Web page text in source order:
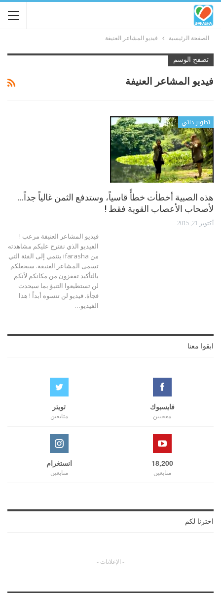
الصفحة الرئيسية فيديو المشاعر العنيفة
تصفح الوسم
فيديو المشاعر العنيفة
تطوير ذاتي
هذه الصبية أخطأت خطأً قاسياً، وستدفع الثمن غالياً جداً…
لأصحاب الأعصاب القوية فقط !
أكتوبر 21, 2015
فيديو المشاعر العنيفة مرعب !
الفيديو الذي نقترح عليكم مشاهدته
من ifarasha ينتمي إلى الفئة التي
تسمى المشاعر العنيفة. سيجعلكم
بالتأكيد تقفزون من مكانكم لأنكم
لن تستطيعوا التنبؤ بما سيحدث
فجأة. فيديو لن تنسوه أبداً ! هذا
الفيديو…
ابقوا معنا
فايسبوك
معجبين
تويتر
متابعين
18,200
متابعين
انستغرام
متابعين
اخترنا لكم
- الإعلانات -